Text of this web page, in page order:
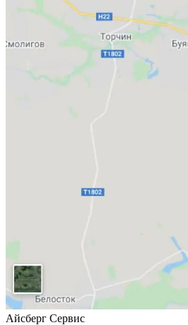
Айсберг Сервис